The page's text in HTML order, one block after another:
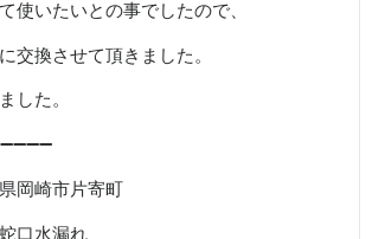
使いたいとの事でしたので、
交換させて頂きました。
した。
岡崎市片寄町
口水漏れ